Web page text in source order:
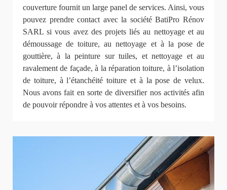
couverture fournit un large panel de services. Ainsi, vous
pouvez prendre contact avec la société BatiPro Rénov
SARL si vous avez des projets liés au nettoyage et au
démoussage de toiture, au nettoyage et à la pose de
gouttière, à la peinture sur tuiles, et nettoyage et au
ravalement de façade, à la réparation toiture, à l’isolation
de toiture, à l’étanchéité toiture et à la pose de velux.
Nous avons fait en sorte de diversifier nos activités afin
de pouvoir répondre à vos attentes et à vos besoins.